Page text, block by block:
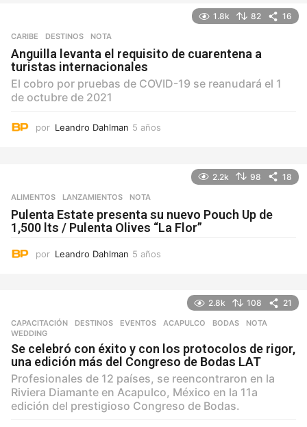
1.8k 82 16
CARIBE ,DESTINOS NOTA
Anguilla levanta el requisito de cuarentena a
turistas internacionales
El cobro por pruebas de COVID-19 se reanudará el 1
de octubre de 2021
por Leandro Dahlman 5 años
2.2k 98 18
ALIMENTOS ,LANZAMIENTOS NOTA
Pulenta Estate presenta su nuevo Pouch Up de
1,500 lts / Pulenta Olives “La Flor”
por Leandro Dahlman 5 años
2.8k 108 21
CAPACITACIÓN ,DESTINOS ,EVENTOS ACAPULCO ,BODAS ,NOTA
WEDDING
Se celebró con éxito y con los protocolos de rigor,
una edición más del Congreso de Bodas LAT
Profesionales de 12 países, se reencontraron en la
Riviera Diamante en Acapulco, México en la 11a
edición del prestigioso Congreso de Bodas.